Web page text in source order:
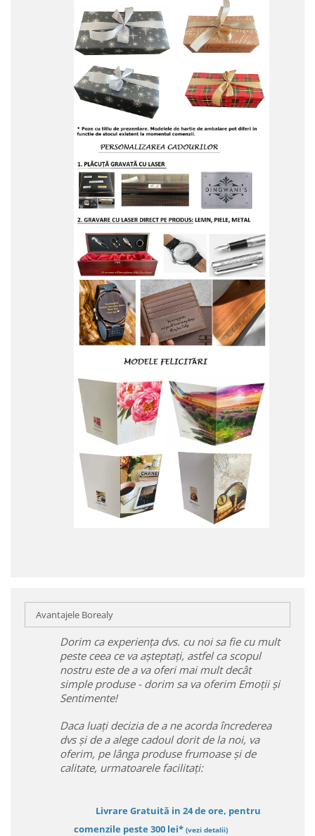
Avantajele Borealy
Dorim ca experiența dvs. cu noi sa fie cu mult
peste ceea ce va așteptați, astfel ca scopul
nostru este de a va oferi mai mult decât
simple produse - dorim sa va oferim Emoții și
Sentimente!
Daca luați decizia de a ne acorda încrederea
dvs și de a alege cadoul dorit de la noi, va
oferim, pe lânga produse frumoase și de
calitate, urmatoarele facilitați:
Livrare Gratuită in 24 de ore, pentru
comenzile peste 300 lei* (vezi detalii)